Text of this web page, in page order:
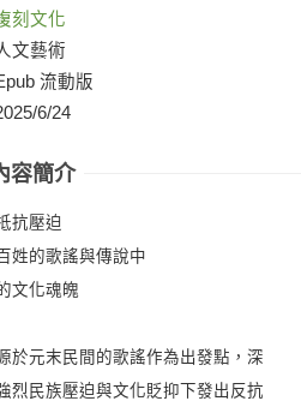
刻文化
文藝術
流動版
6/24
容簡介
抗壓迫
姓的歌謠與傳說中
文化魂魄
於元末民間的歌謠作為出發點，深
烈民族壓迫與文化貶抑下發出反抗